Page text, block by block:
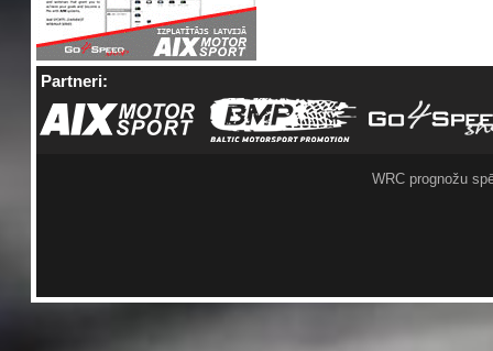
Partneri:
WRC prognožu